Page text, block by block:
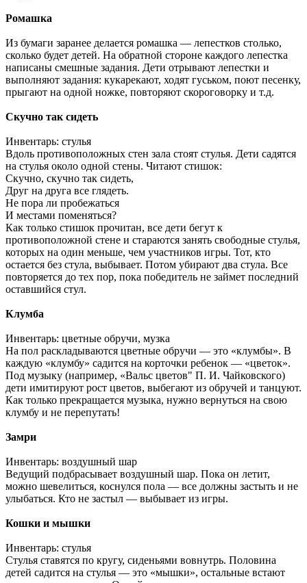
Ромашка
Из бумаги заранее делается ромашка — лепестков столько,
сколько будет детей. На обратной стороне каждого лепестка
написаны смешные задания. Дети отрывают лепестки и
выполняют задания: кукарекают, ходят гуськом, поют песенку,
прыгают на одной ножке, повторяют скороговорку и т.д.
Скучно так сидеть
Инвентарь: стулья
Вдоль противоположных стен зала стоят стулья. Дети садятся
на стулья около одной стены. Читают стишок:
Скучно, скучно так сидеть,
Друг на друга все глядеть.
Не пора ли пробежаться
И местами поменяться?
Как только стишок прочитан, все дети бегут к
противоположной стене и стараются занять свободные стулья,
которых на один меньше, чем участников игры. Тот, кто
остается без стула, выбывает. Потом убирают два стула. Все
повторяется до тех пор, пока победитель не займет последний
оставшийся стул.
Клумба
Инвентарь: цветные обручи, музка
На пол раскладываются цветные обручи — это «клумбы». В
каждую «клумбу» садится на корточки ребенок — «цветок».
Под музыку (например, «Вальс цветов" П. И. Чайковского)
дети имитируют рост цветов, выбегают из обручей и танцуют.
Как только прекращается музыка, нужно вернуться на свою
клумбу и не перепутать!
Замри
Инвентарь: воздушный шар
Ведущий подбрасывает воздушный шар. Пока он летит,
можно шевелиться, коснулся пола — все должны застыть и не
улыбаться. Кто не застыл — выбывает из игры.
Кошки и мышки
Инвентарь: стулья
Стулья ставятся по кругу, сиденьями вовнутрь. Половина
детей садится на стулья — это «мышки», остальные встают